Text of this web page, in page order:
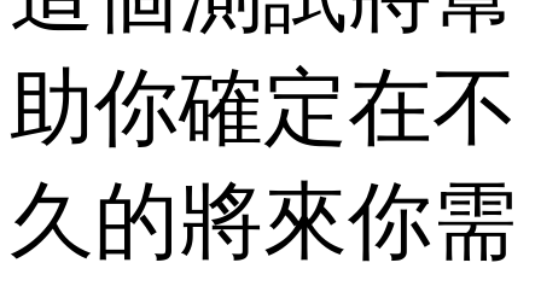
助你確定在不
久的將來你需